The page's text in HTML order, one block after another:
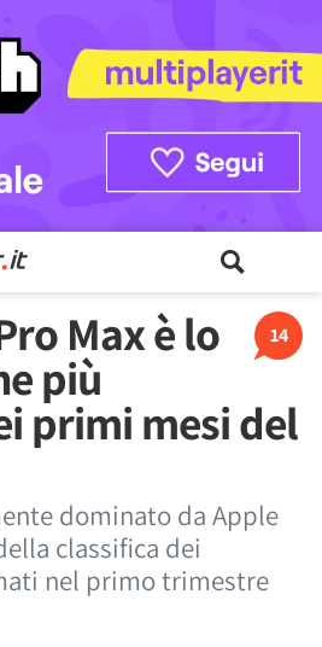
14
Max è lo
più
primi mesi del
dominato da Apple
classifica dei
nel primo trimestre